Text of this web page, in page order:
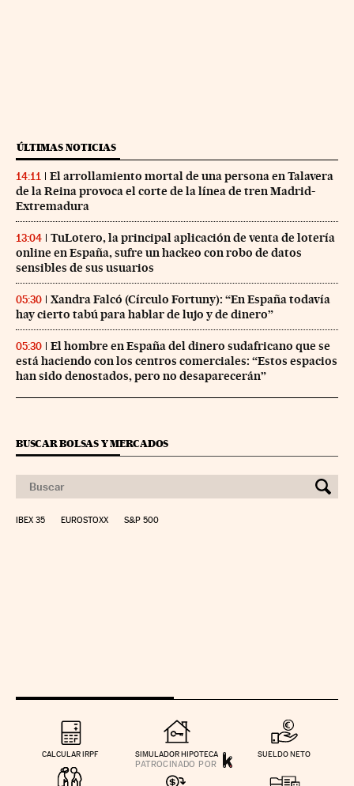
ÚLTIMAS NOTICIAS
14:11
El arrollamiento mortal de una persona en Talavera
de la Reina provoca el corte de la línea de tren Madrid-
Extremadura
13:04
TuLotero, la principal aplicación de venta de lotería
online en España, sufre un hackeo con robo de datos
sensibles de sus usuarios
05:30
Xandra Falcó (Círculo Fortuny): “En España todavía
hay cierto tabú para hablar de lujo y de dinero”
05:30
El hombre en España del dinero sudafricano que se
está haciendo con los centros comerciales: “Estos espacios
han sido denostados, pero no desaparecerán”
BUSCAR BOLSAS Y MERCADOS
IBEX 35 EUROSTOXX S&P 500
CALCULAR IRPF SIMULADOR HIPOTECA SUELDO NETO